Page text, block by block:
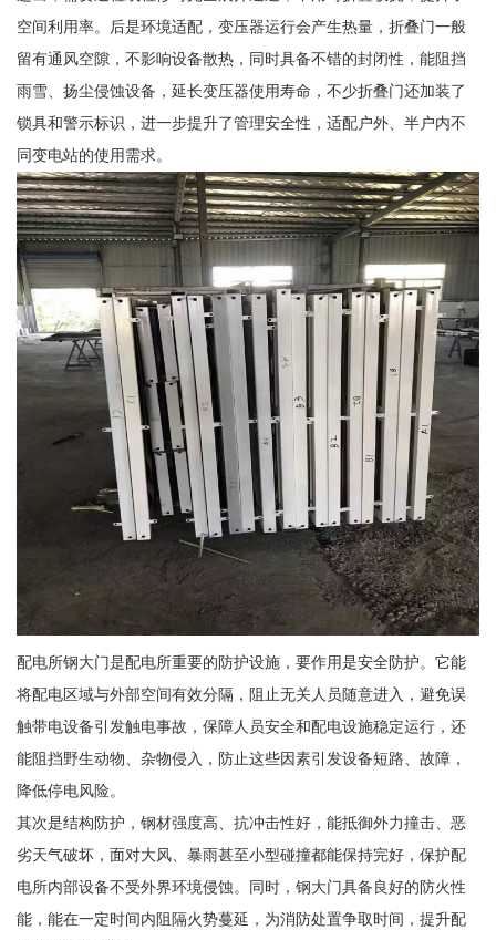
空间利用率。后是环境适配，变压器运行会产生热量，折叠门一般
留有通风空隙，不影响设备散热，同时具备不错的封闭性，能阻挡
雨雪、扬尘侵蚀设备，延长变压器使用寿命，不少折叠门还加装了
锁具和警示标识，进一步提升了管理安全性，适配户外、半户内不
同变电站的使用需求。
配电所钢大门是配电所重要的防护设施，要作用是安全防护。它能
将配电区域与外部空间有效分隔，阻止无关人员随意进入，避免误
触带电设备引发触电事故，保障人员安全和配电设施稳定运行，还
能阻挡野生动物、杂物侵入，防止这些因素引发设备短路、故障，
降低停电风险。
其次是结构防护，钢材强度高、抗冲击性好，能抵御外力撞击、恶
劣天气破坏，面对大风、暴雨甚至小型碰撞都能保持完好，保护配
电所内部设备不受外界环境侵蚀。同时，钢大门具备良好的防火性
能，能在一定时间内阻隔火势蔓延，为消防处置争取时间，提升配